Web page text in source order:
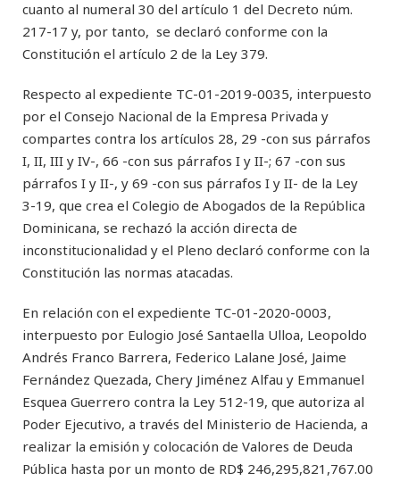
cuanto al numeral 30 del artículo 1 del Decreto núm.
217-17 y, por tanto, se declaró conforme con la
Constitución el artículo 2 de la Ley 379.
Respecto al expediente TC-01-2019-0035, interpuesto
por el Consejo Nacional de la Empresa Privada y
compartes contra los artículos 28, 29 -con sus párrafos
I, II, III y IV-, 66 -con sus párrafos I y II-; 67 -con sus
párrafos I y II-, y 69 -con sus párrafos I y II- de la Ley
3-19, que crea el Colegio de Abogados de la República
Dominicana, se rechazó la acción directa de
inconstitucionalidad y el Pleno declaró conforme con la
Constitución las normas atacadas.
En relación con el expediente TC-01-2020-0003,
interpuesto por Eulogio José Santaella Ulloa, Leopoldo
Andrés Franco Barrera, Federico Lalane José, Jaime
Fernández Quezada, Chery Jiménez Alfau y Emmanuel
Esquea Guerrero contra la Ley 512-19, que autoriza al
Poder Ejecutivo, a través del Ministerio de Hacienda, a
realizar la emisión y colocación de Valores de Deuda
Pública hasta por un monto de RD$ 246,295,821,767.00